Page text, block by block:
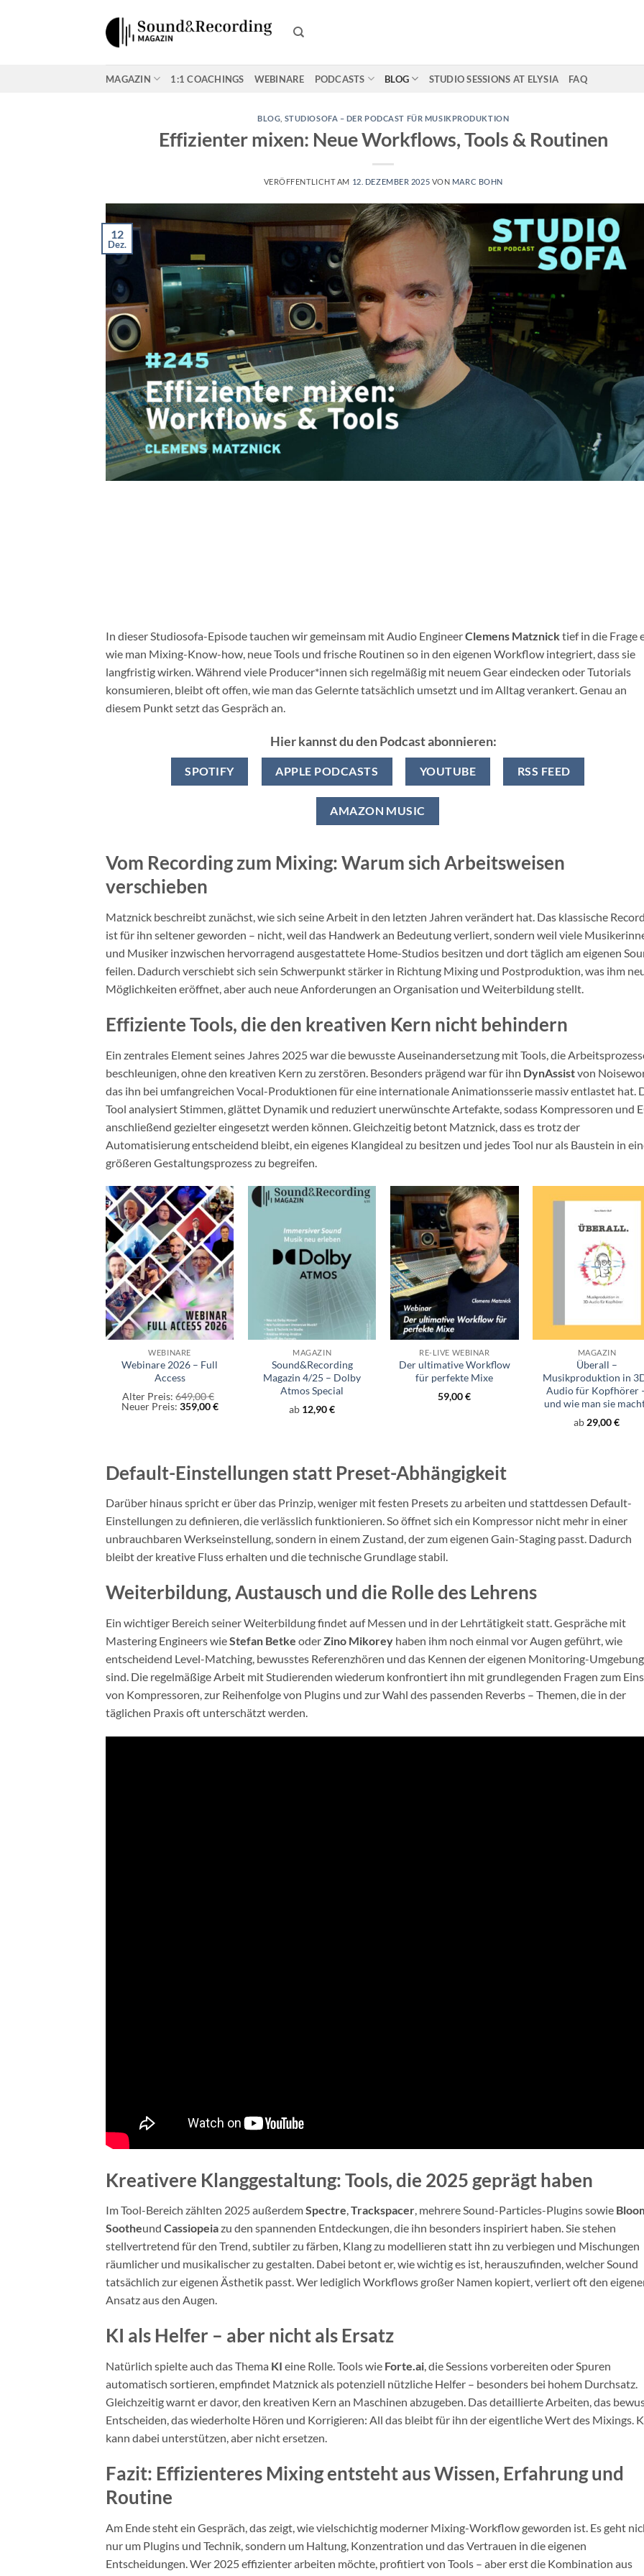
MAGAZIN 1:1 COACHINGS WEBINARE PODCASTS BLOG STUDIO SESSIONS AT ELYSIA FAQ
BLOG STUDIOSOFA – DER PODCAST FÜR MUSIKPRODUKTION
Effizienter mixen: Neue Workflows, Tools & Routinen
VERÖFFENTLICHT AM 12. DEZEMBER 2025 VON MARC BOHN
12
Dez.
In dieser Studiosofa-Episode tauchen wir gemeinsam mit Audio EngineerClemens Matznicktief in die Frage
wie man Mixing-Know-how, neue Tools und frische Routinen so in den eigenen Workflow integriert, dass sie
langfristig wirken. Während viele Producer*innen sich regelmäßig mit neuem Gear eindecken oder Tutorials
konsumieren, bleibt oft offen, wie man das Gelernte tatsächlich umsetzt und im Alltag verankert. Genau an
diesem Punkt setzt das Gespräch an.
Hier kannst du den Podcast abonnieren:
SPOTIFY APPLE PODCASTS YOUTUBE RSS FEED
AMAZON MUSIC
Vom Recording zum Mixing: Warum sich Arbeitsweisen
verschieben
Matznick beschreibt zunächst, wie sich seine Arbeit in den letzten Jahren verändert hat. Das klassische
ist für ihn seltener geworden – nicht, weil das Handwerk an Bedeutung verliert, sondern weil viele
und Musiker inzwischen hervorragend ausgestattete Home-Studios besitzen und dort täglich am eigenen
feilen. Dadurch verschiebt sich sein Schwerpunkt stärker in Richtung Mixing und Postproduktion, was ihm
Möglichkeiten eröffnet, aber auch neue Anforderungen an Organisation und Weiterbildung stellt.
Effiziente Tools, die den kreativen Kern nicht behindern
Ein zentrales Element seines Jahres 2025 war die bewusste Auseinandersetzung mit Tools, die
beschleunigen, ohne den kreativen Kern zu zerstören. Besonders prägend war für ihn DynAssistvon
das ihn bei umfangreichen Vocal-Produktionen für eine internationale Animationsserie massiv entlastet hat.
Tool analysiert Stimmen, glättet Dynamik und reduziert unerwünschte Artefakte, sodass Kompressoren und
anschließend gezielter eingesetzt werden können. Gleichzeitig betont Matznick, dass es trotz der
Automatisierung entscheidend bleibt, ein eigenes Klangideal zu besitzen und jedes Tool nur als Baustein in
größeren Gestaltungsprozess zu begreifen.
+
WEBINARE
Webinare 2026 – Full
Access
Alter Preis: 649,00€
Ursprünglicher
Preis
Neuer Preis: 359,00€Aktueller
+
MAGAZIN
Sound&Recording
Magazin 4/25 – Dolby
Atmos Special
ab 12,90€
+
RE-LIVE WEBINAR
Der ultimative Workflow
für perfekte Mixe
59,00€
+
MAGAZIN
Überall –
Musikproduktion in
Audio für Kopfhörer
und wie man sie
ab 29,00€
Default-Einstellungen statt Preset-Abhängigkeit
Darüber hinaus spricht er über das Prinzip, weniger mit festen Presets zu arbeiten und stattdessen Default-
Einstellungen zu definieren, die verlässlich funktionieren. So öffnet sich ein Kompressor nicht mehr in einer
unbrauchbaren Werkseinstellung, sondern in einem Zustand, der zum eigenen Gain-Staging passt. Dadurch
bleibt der kreative Fluss erhalten und die technische Grundlage stabil.
Weiterbildung, Austausch und die Rolle des Lehrens
Ein wichtiger Bereich seiner Weiterbildung findet auf Messen und in der Lehrtätigkeit statt. Gespräche mit
Mastering Engineers wieStefan Betke oderZino Mikorey haben ihm noch einmal vor Augen geführt, wie
entscheidend Level-Matching, bewusstes Referenzhören und das Kennen der eigenen Monitoring-Umgebung
sind. Die regelmäßige Arbeit mit Studierenden wiederum konfrontiert ihn mit grundlegenden Fragen zum
von Kompressoren, zur Reihenfolge von Plugins und zur Wahl des passenden Reverbs – Themen, die in der
täglichen Praxis oft unterschätzt werden.
Kreativere Klanggestaltung: Tools, die 2025 geprägt haben
Im Tool-Bereich zählten 2025 außerdemSpectre,Trackspacer, mehrere Sound-Particles-Plugins sowie
Sootheund Cassiopeiazu den spannenden Entdeckungen, die ihn besonders inspiriert haben. Sie stehen
stellvertretend für den Trend, subtiler zu färben, Klang zu modellieren statt ihn zu verbiegen und Mischungen
räumlicher und musikalischer zu gestalten. Dabei betont er, wie wichtig es ist, herauszufinden, welcher Sound
tatsächlich zur eigenen Ästhetik passt. Wer lediglich Workflows großer Namen kopiert, verliert oft den
Ansatz aus den Augen.
KI als Helfer – aber nicht als Ersatz
Natürlich spielte auch das Thema KI eine Rolle. Tools wie Forte.ai, die Sessions vorbereiten oder Spuren
automatisch sortieren, empfindet Matznick als potenziell nützliche Helfer – besonders bei hohem Durchsatz.
Gleichzeitig warnt er davor, den kreativen Kern an Maschinen abzugeben. Das detaillierte Arbeiten, das
Entscheiden, das wiederholte Hören und Korrigieren: All das bleibt für ihn der eigentliche Wert des Mixings.
kann dabei unterstützen, aber nicht ersetzen.
Fazit: Effizienteres Mixing entsteht aus Wissen, Erfahrung und
Routine
Am Ende steht ein Gespräch, das zeigt, wie vielschichtig moderner Mixing-Workflow geworden ist. Es geht
nur um Plugins und Technik, sondern um Haltung, Konzentration und das Vertrauen in die eigenen
Entscheidungen. Wer 2025 effizienter arbeiten möchte, profitiert von Tools – aber erst die Kombination aus